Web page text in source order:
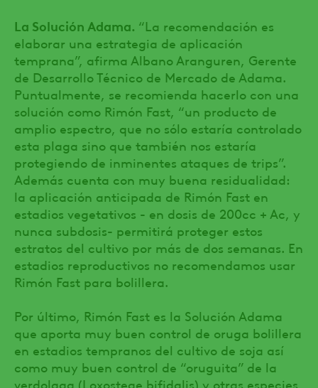
La Solución Adama. “La recomendación es
elaborar una estrategia de aplicación
temprana”, afirma Albano Aranguren, Gerente
de Desarrollo Técnico de Mercado de Adama.
Puntualmente, se recomienda hacerlo con una
solución como Rimón Fast, “un producto de
amplio espectro, que no sólo estaría controlado
esta plaga sino que también nos estaría
protegiendo de inminentes ataques de trips”.
Además cuenta con muy buena residualidad:
la aplicación anticipada de Rimón Fast en
estadios vegetativos - en dosis de 200cc + Ac, y
nunca subdosis- permitirá proteger estos
estratos del cultivo por más de dos semanas. En
estadios reproductivos no recomendamos usar
Rimón Fast para bolillera.
Por último, Rimón Fast es la Solución Adama
que aporta muy buen control de oruga bolillera
en estadios tempranos del cultivo de soja así
como muy buen control de “oruguita” de la
verdolaga (Loxostege bifidalis) y otras especies